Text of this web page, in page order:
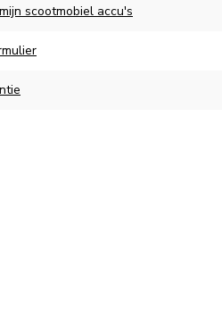
scootmobiel accu's